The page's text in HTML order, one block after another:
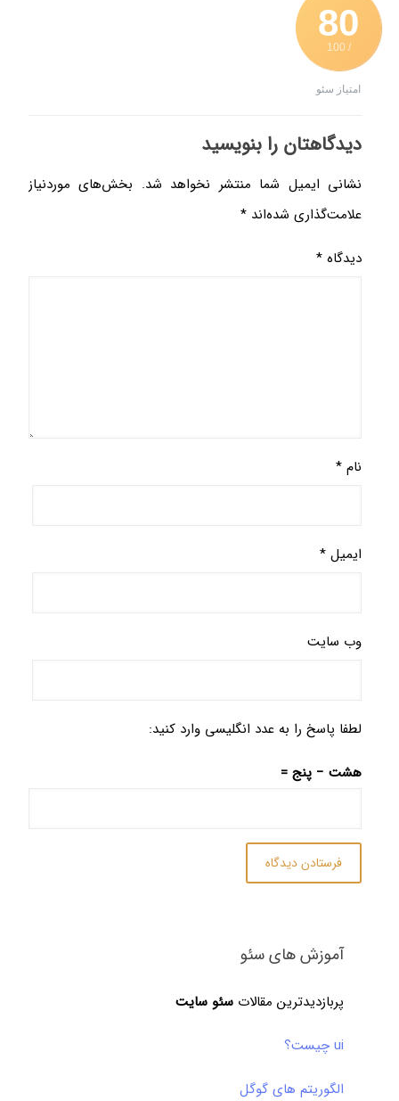
80
/ 100
امتیاز سئو
دیدگاهتان را بنویسید
نشانی ایمیل شما منتشر نخواهد شد.
بخش‌های موردنیاز
علامت‌گذاری شده‌اند *
دیدگاه*
نام*
ایمیل*
وب‌ سایت
لطفا پاسخ را به عدد انگلیسی وارد کنید:
هشت − پنج =
آموزش های سئو
پربازدیدترین مقالات سئو سایت
ui چیست؟
الگوریتم های گوگل